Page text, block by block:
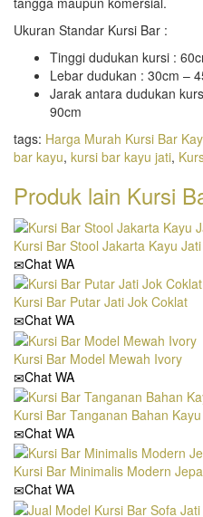
Ukuran Standar Kursi Bar :
Tinggi dudukan kursi :
Lebar dudukan : 30cm –
Jarak antara dudukan
90cm
tags: Harga Murah Kursi Bar
bar kayu, kursi bar kayu jati,
Produk lain Kursi
Kursi Bar Stool Jakarta Kayu Jati
Chat WA
Kursi Bar Putar Jati Jok Coklat
Chat WA
Kursi Bar Model Mewah Ivory
Chat WA
Kursi Bar Tanganan Bahan
Chat WA
Kursi Bar Minimalis Modern
Chat WA